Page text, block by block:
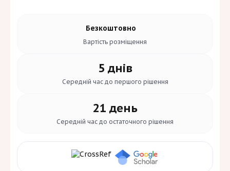
Безкоштовно
Вартість розміщення
5 днів
Середній час до першого рішення
21 день
Середній час до остаточного рішення